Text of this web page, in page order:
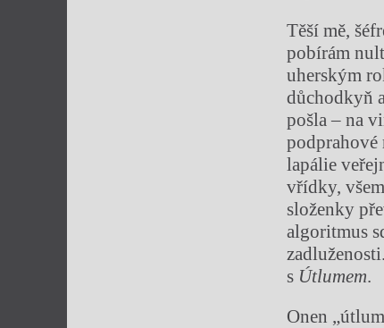
Těší mě,
pobírám
uherským
důchodkyň
pošla – na
podprahové
lapálie
vřídky,
složenky
algoritmus
s Útlumem.
Onen